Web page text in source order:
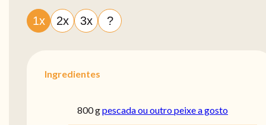
1x 2x 3x ?
Ingredientes
800 gpescada ou outro peixe a gosto